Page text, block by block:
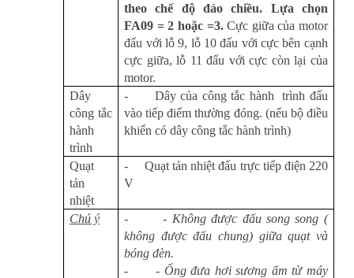
theo chế độ đảo chiều. Lựa chọn
FA09 = 2 hoặc =3.Cực giữa của motor
đấu với lỗ 9, lỗ 10 đấu với cực bên cạnh
cực giữa, lỗ 11 đấu với cực còn lại của
motor.
Dây
công tắc
hành
trình
- Dây của công tắc hành
trình đấu
vào tiếp điểm thường đóng. (nếu bộ điều
khiển có dây công tắc hành trình)
Quạt
tản
nhiệt
-
Quạt tản nhiệt đấu trực tiếp điện 220
V
Chú ý -
- Không được đấu song song (
không được đấu chung) giữa quạt và
bóng đèn.
-
- Ống đưa hơi sương ẩm từ máy